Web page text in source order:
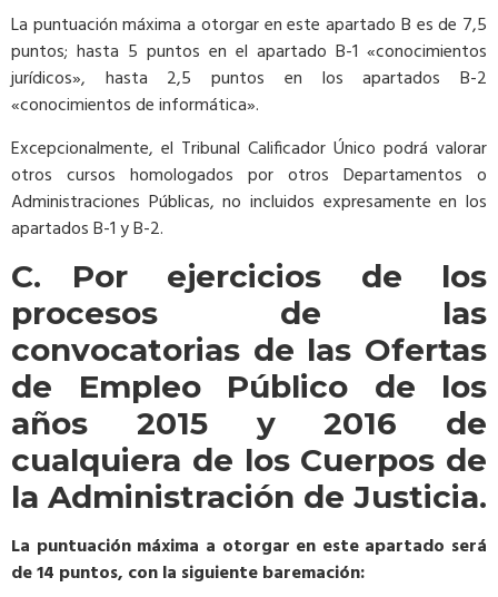
La puntuación máxima a otorgar en este apartado B es de 7,5
puntos; hasta 5 puntos en el apartado B-1 «conocimientos
jurídicos», hasta 2,5 puntos en los apartados B-2
«conocimientos de informática».
Excepcionalmente, el Tribunal Calificador Único podrá valorar
otros cursos homologados por otros Departamentos o
Administraciones Públicas, no incluidos expresamente en los
apartados B-1 y B-2.
C. Por ejercicios de los
procesos de las
convocatorias de las Ofertas
de Empleo Público de los
años 2015 y 2016 de
cualquiera de los Cuerpos de
la Administración de Justicia.
La puntuación máxima a otorgar en este apartado será
de 14 puntos, con la siguiente baremación: